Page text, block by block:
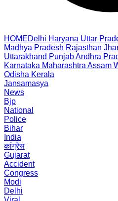
HOMEDelhi Haryana Uttar
Madhya Pradesh Rajasthan
Uttarakhand PunjabAndhra
Karnataka Maharashtra Assam
Odisha Kerala
Jansamasya
News
Bjp
National
Police
Bihar
India
कांग्रेस
Gujarat
Accident
Congress
Modi
Delhi